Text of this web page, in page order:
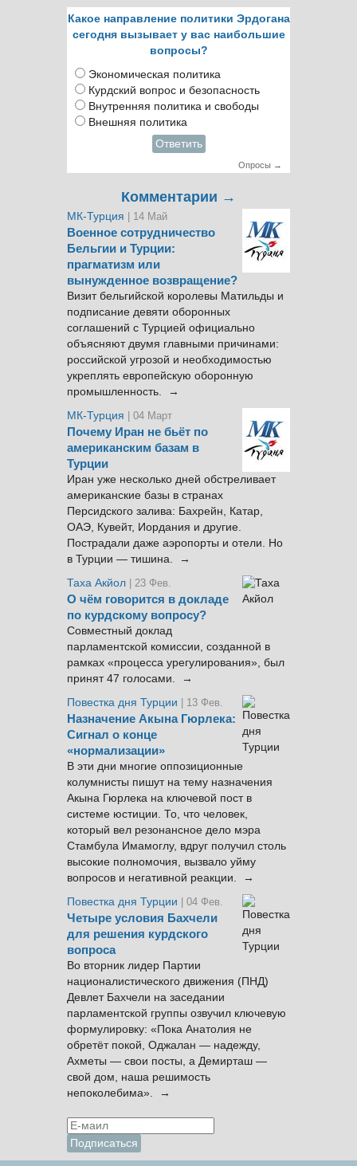
Какое направление политики Эрдогана
сегодня вызывает у вас наибольшие
вопросы?
Экономическая политика
Курдский вопрос и безопасность
Внутренняя политика и свободы
Внешняя политика
Ответить
Опросы →
Комментарии →
МК-Турция | 14 Май
Военное сотрудничество
Бельгии и Турции:
прагматизм или
вынужденное возвращение?
Визит бельгийской королевы Матильды и
подписание девяти оборонных
соглашений с Турцией официально
объясняют двумя главными причинами:
российской угрозой и необходимостью
укреплять европейскую оборонную
промышленность. →
МК-Турция
| 04 Март
Почему Иран не бьёт по
американским базам в
Турции
Иран уже несколько дней обстреливает
американские базы в странах
Персидского залива: Бахрейн, Катар,
ОАЭ, Кувейт, Иордания и другие.
Пострадали даже аэропорты и отели. Но
в Турции — тишина. →
Таха Акйол | 23 Фев.
О чём говорится в докладе
по курдскому вопросу?
Совместный доклад
парламентской комиссии, созданной в
рамках «процесса урегулирования», был
принят 47 голосами. →
Повестка дня Турции
| 13 Фев.
Назначение Акына Гюрлека:
Сигнал о конце
«нормализации»
В эти дни многие оппозиционные
колумнисты пишут на тему назначения
Акына Гюрлека на ключевой пост в
системе юстиции. То, что человек,
который вел резонансное дело мэра
Стамбула Имамоглу, вдруг получил столь
высокие полномочия, вызвало уйму
вопросов и негативной реакции. →
Повестка дня Турции
| 04 Фев.
Четыре условия Бахчели
для решения курдского
вопроса
Во вторник лидер Партии
националистического движения (ПНД)
Девлет Бахчели на заседании
парламентской группы озвучил ключевую
формулировку: «Пока Анатолия не
обретёт покой, Оджалан — надежду,
Ахметы — свои посты, а Демирташ —
свой дом, наша решимость
непоколебима». →